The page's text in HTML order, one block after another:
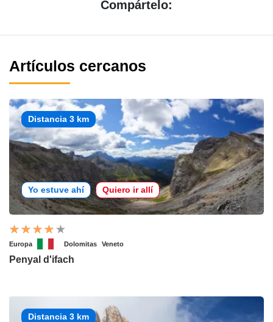
Compártelo:
Artículos cercanos
Distancia 3 km
Yo estuve ahí Quiero ir allí
Europa Dolomitas Veneto
Penyal d'ifach
Distancia 3 km